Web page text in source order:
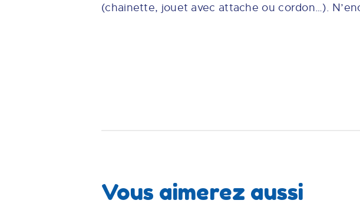
(chainette, jouet avec attache ou cordon…).
Vous aimerez aussi